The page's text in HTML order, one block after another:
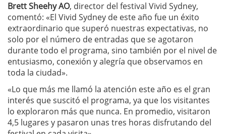
Brett Sheehy AO, director del festival Vivid Sydney,
comentó: «El Vivid Sydney de este año fue un éxito
extraordinario que superó nuestras expectativas, no
solo por el número de entradas que se agotaron
durante todo el programa, sino también por el nivel de
entusiasmo, conexión y alegría que observamos en
toda la ciudad».
«Lo que más me llamó la atención este año es el gran
interés que suscitó el programa, ya que los visitantes
lo exploraron más que nunca. En promedio, visitaron
4,5 lugares y pasaron unas tres horas disfrutando del